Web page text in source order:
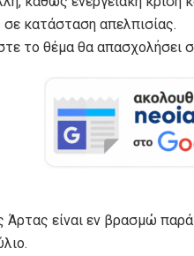
κατάσταση απελπισίας.
το θέμα θα απασχολήσει
Άρτας είναι εν βρασμώ